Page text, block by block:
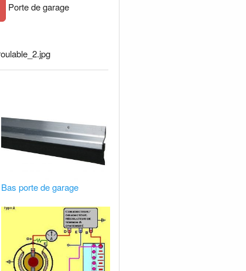
Porte de garage
Bas porte de garage